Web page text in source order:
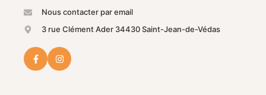
Nous contacter par email
3 rue Clément Ader 34430 Saint-Jean-de-Védas